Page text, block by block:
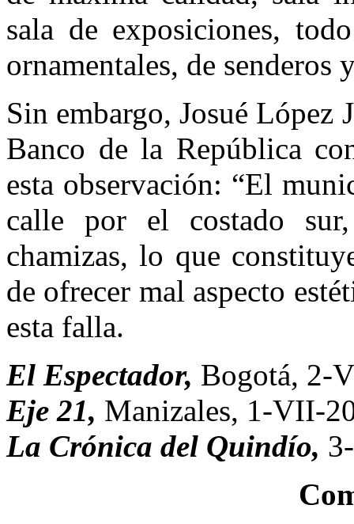
sala de exposiciones,
ornamentales, de senderos
Sin embargo, Josué López
Banco de la República
esta observación: “El
calle por el costado
chamizas, lo que
de ofrecer mal aspecto
esta falla.
El Espectador, Bogotá, 2-
Eje 21, Manizales, 1-VII-
La Crónica del Quindío,